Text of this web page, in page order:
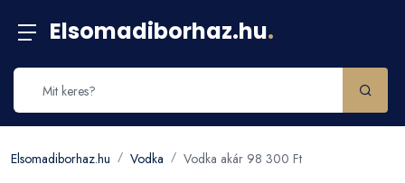
Elsomadiborhaz.hu.
Elsomadiborhaz.hu Vodka Vodka akár 98 300 Ft